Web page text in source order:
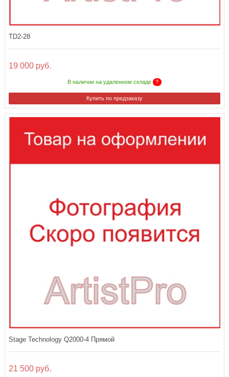
TD2-28
19 000 руб.
В наличии на удаленном складе ?
Купить по предзаказу
Stage Technology Q2000-4 Прямой
21 500 руб.